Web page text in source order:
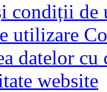
condiții de
utilizare
datelor cu
website